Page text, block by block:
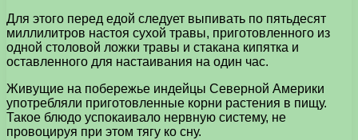
Для этого перед едой следует выпивать по пятьдесят
миллилитров настоя сухой травы, приготовленного из
одной столовой ложки травы и стакана кипятка и
оставленного для настаивания на один час.
Живущие на побережье индейцы Северной Америки
употребляли приготовленные корни растения в пищу.
Такое блюдо успокаивало нервную систему, не
провоцируя при этом тягу ко сну.